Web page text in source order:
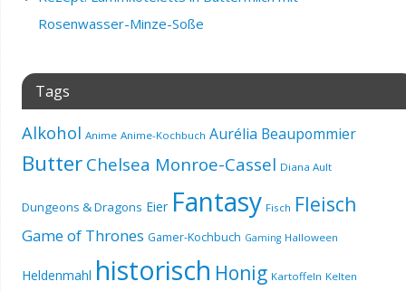
Rosenwasser-Minze-Soße
Tags
Alkohol Anime Anime-Kochbuch Aurélia Beaupommier
Butter Chelsea Monroe-Cassel Diana Ault
Dungeons & Dragons Eier Fantasy Fisch Fleisch
Game of Thrones Gamer-Kochbuch Gaming Halloween
Heldenmahl historisch Honig Kartoffeln Kelten